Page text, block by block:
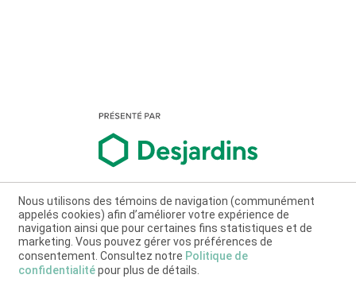
Nous utilisons des témoins de navigation (communément
appelés cookies) afin d’améliorer votre expérience de
navigation ainsi que pour certaines fins statistiques et de
marketing. Vous pouvez gérer vos préférences de
consentement. Consultez notre Politique de
confidentialitépour plus de détails.